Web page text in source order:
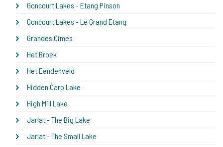
Goncourt Lakes - Etang Pinson
Goncourt Lakes - Le Grand Etang
Grandes Cimes
Het Broek
Het Eendenveld
Hidden Carp Lake
High Mill Lake
Jarlat - The Big Lake
Jarlat - The Small Lake